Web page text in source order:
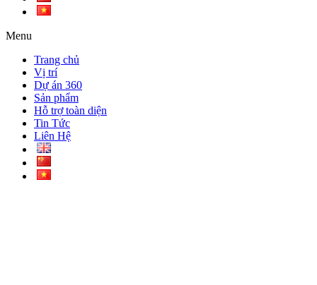
Menu
Trang chủ
Vị trí
Dự án 360
Sản phẩm
Hỗ trợ toàn diện
Tin Tức
Liên Hệ